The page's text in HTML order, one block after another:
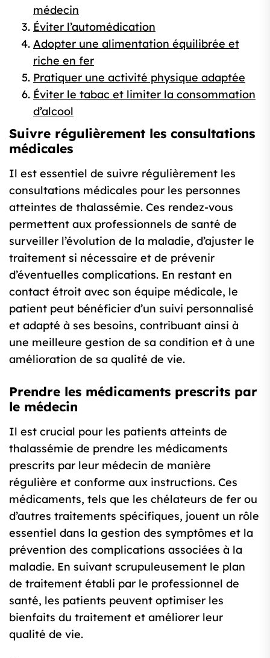
médecin
Éviter l’automédication
Adopter une alimentation équilibrée et
riche en fer
Pratiquer une activité physique adaptée
Éviter le tabac et limiter la consommation
d’alcool
Suivre régulièrement les consultations
médicales
Il est essentiel de suivre régulièrement les
consultations médicales pour les personnes
atteintes de thalassémie. Ces rendez-vous
permettent aux professionnels de santé de
surveiller l’évolution de la maladie, d’ajuster le
traitement si nécessaire et de prévenir
d’éventuelles complications. En restant en
contact étroit avec son équipe médicale, le
patient peut bénéficier d’un suivi personnalisé
et adapté à ses besoins, contribuant ainsi à
une meilleure gestion de sa condition et à une
amélioration de sa qualité de vie.
Prendre les médicaments prescrits par
le médecin
Il est crucial pour les patients atteints de
thalassémie de prendre les médicaments
prescrits par leur médecin de manière
régulière et conforme aux instructions. Ces
médicaments, tels que les chélateurs de fer ou
d’autres traitements spécifiques, jouent un rôle
essentiel dans la gestion des symptômes et la
prévention des complications associées à la
maladie. En suivant scrupuleusement le plan
de traitement établi par le professionnel de
santé, les patients peuvent optimiser les
bienfaits du traitement et améliorer leur
qualité de vie.